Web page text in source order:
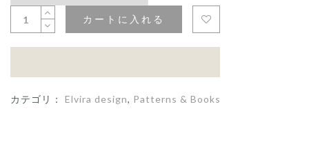
カートに入れる
カテゴリ： Elvira design, Patterns & Books